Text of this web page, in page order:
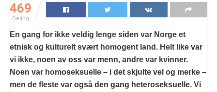
469
Deling
En gang for ikke veldig lenge siden var Norge et
etnisk og kulturelt svært homogent land. Helt like var
vi ikke, noen av oss var menn, andre var kvinner.
Noen var homoseksuelle – i det skjulte vel og merke –
men de fleste var også den gang heteroseksuelle. Vi